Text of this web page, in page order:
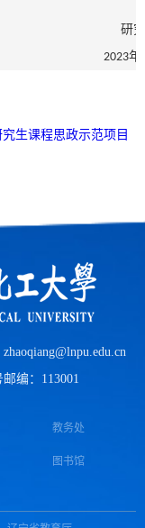
研
2023年
生课程思政示范项目
邮编：113001
教务处
图书馆